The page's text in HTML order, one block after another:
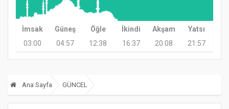
İmsak Güneş Öğle İkindi Akşam
Yatsı
03:00
04:57 12:38 16:37 20:08 21:57
Ana Sayfa GÜNCEL